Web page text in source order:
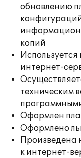
обновлению
копий
интернет-
техническим
Оформлен
Оформлено
Произведена
к интернет-